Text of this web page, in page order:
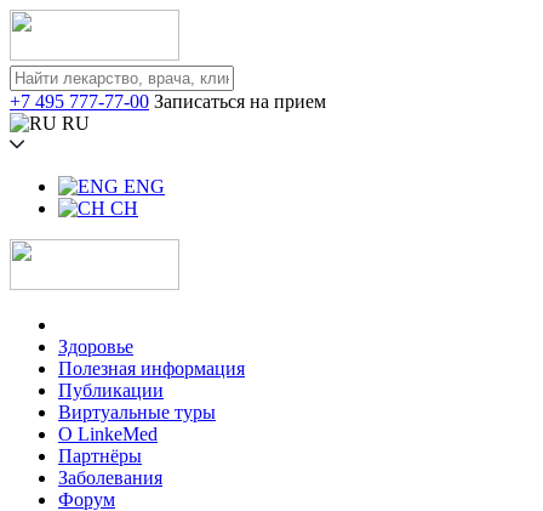
+7 495 777-77-00 Записаться на прием
RU
ENG
CH
Здоровье
Полезная информация
Публикации
Виртуальные туры
О LinkeMed
Партнёры
Заболевания
Форум